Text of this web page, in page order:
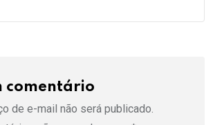
comentário
de e-mail não será publicado.